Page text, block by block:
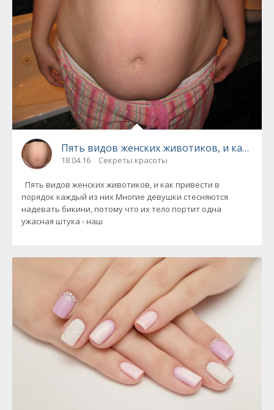
Пять видов женских животиков, и как
18.04.16 Секреты красоты
Пять видов женских животиков, и как привести в
порядок каждый из них Многие девушки стесняются
надевать бикини, потому что их тело портит одна
ужасная штука - наш